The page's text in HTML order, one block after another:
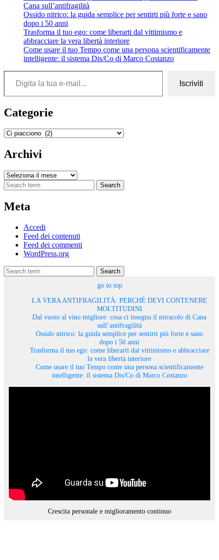
Cana sull’antifragilità
Ossido nitrico: la guida semplice per sentirti più forte e sano
dopo i 50 anni
Trasforma il tuo ego: come liberarti dal vittimismo e
abbracciare la vera libertà interiore
Come usare il tuo Tempo come una persona scientificamente
intelligente: il sistema Dis/Co di Marco Costanzo
Digita la tua e-mail...
Iscriviti
Categorie
Categorie
Archivi
Archivi
Search
Meta
Accedi
Feed dei contenuti
Feed dei commenti
WordPress.org
Search
go to top
LA VERA ANTIFRAGILITÀ: PERCHÉ DEVI CONTENERE
MOLTITUDINI
Dal vuoto al vino migliore: cosa ci insegna il miracolo di Cana
sull’antifragilità
Ossido nitrico: la guida semplice per sentirti più forte e sano
dopo i 50 anni
Trasforma il tuo ego: come liberarti dal vittimismo e abbracciare
la vera libertà interiore
Come usare il tuo Tempo come una persona scientificamente
intelligente: il sistema Dis/Co di Marco Costanzo
Crescita personale e miglioramento continuo